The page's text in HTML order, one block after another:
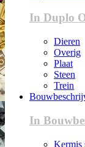
In Duplo
Dieren
Overig
Plaat
Steen
Trein
In
Kermis